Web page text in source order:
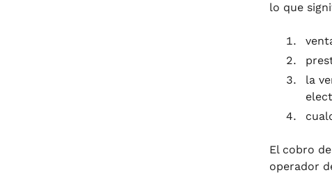
lo que
la
El cobro
operador